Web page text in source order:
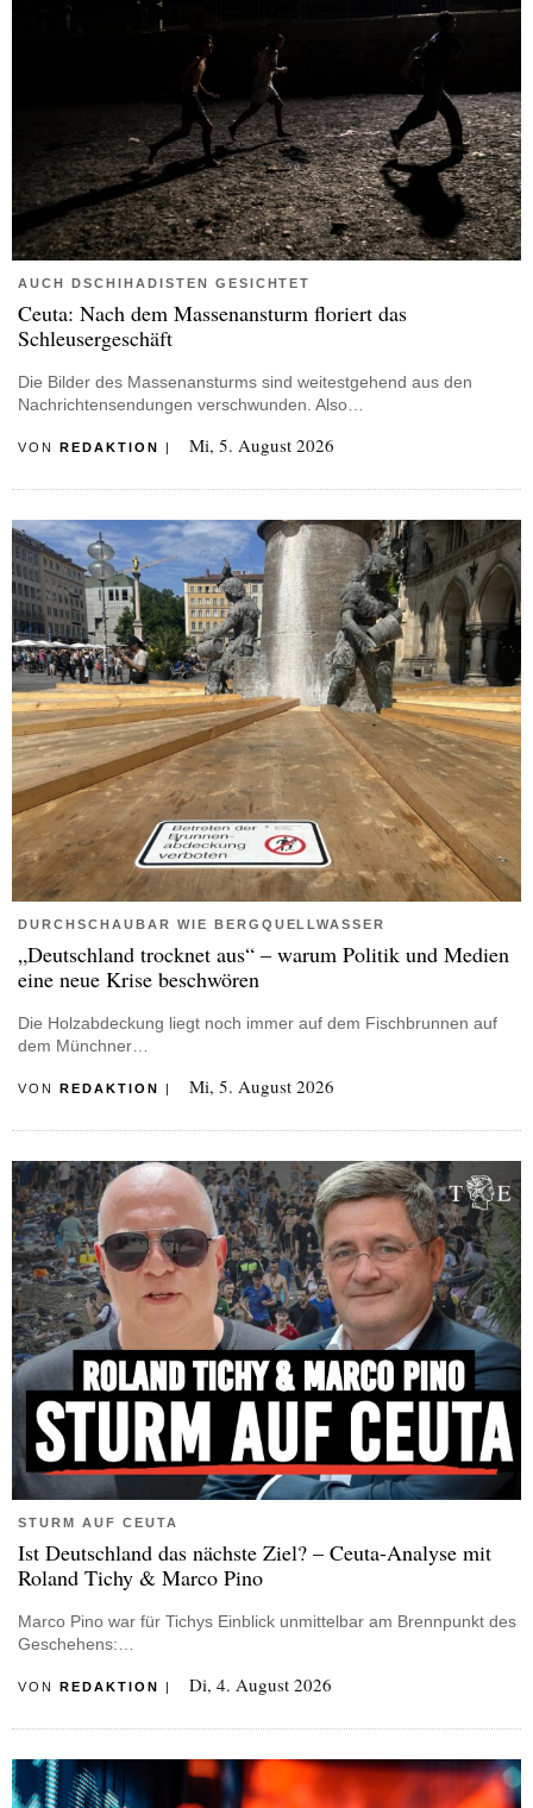
AUCH DSCHIHADISTEN GESICHTET
Ceuta: Nach dem Massenansturm floriert das
Schleusergeschäft
Die Bilder des Massenansturms sind weitestgehend aus den
Nachrichtensendungen verschwunden. Also…
VON REDAKTION | Mi, 5. August 2026
DURCHSCHAUBAR WIE BERGQUELLWASSER
„Deutschland trocknet aus“ – warum Politik und Medien
eine neue Krise beschwören
Die Holzabdeckung liegt noch immer auf dem Fischbrunnen auf
dem Münchner…
VON REDAKTION | Mi, 5. August 2026
STURM AUF CEUTA
Ist Deutschland das nächste Ziel? – Ceuta-Analyse mit
Roland Tichy & Marco Pino
Marco Pino war für Tichys Einblick unmittelbar am Brennpunkt des
Geschehens:…
VON REDAKTION Di, 4. August 2026